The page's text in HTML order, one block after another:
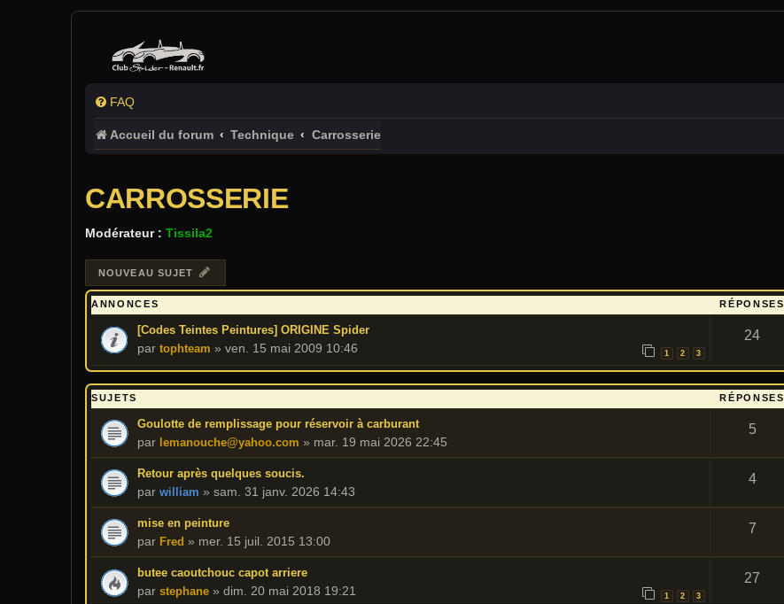
FAQ
Accueil du forum Technique Carrosserie
CARROSSERIE
Modérateur : Tissila2
NOUVEAU SUJET
ANNONCES RÉPONSES
[Codes Teintes Peintures] ORIGINE Spider
par tophteam » ven. 15 mai 2009 10:46 1 2 3
24
SUJETS RÉPONSES
Goulotte de remplissage pour réservoir à carburant
par lemanouche@yahoo.com » mar. 19 mai 2026 22:45
5
Retour après quelques soucis.
par william » sam. 31 janv. 2026 14:43
4
mise en peinture
par Fred » mer. 15 juil. 2015 13:00
7
butee caoutchouc capot arriere
par stephane » dim. 20 mai 2018 19:21 1 2 3
27